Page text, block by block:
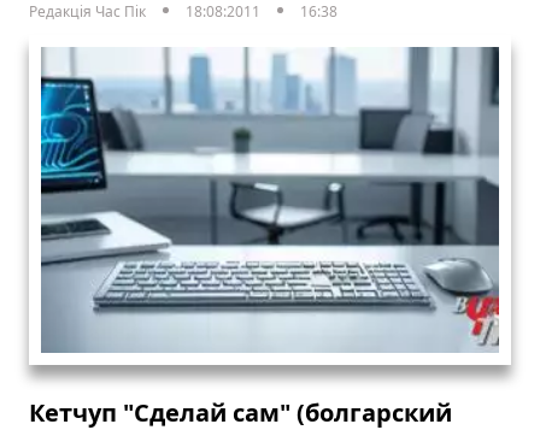
Редакція Час Пік
18:08:2011 16:38
Кетчуп "Сделай сам" (болгарский